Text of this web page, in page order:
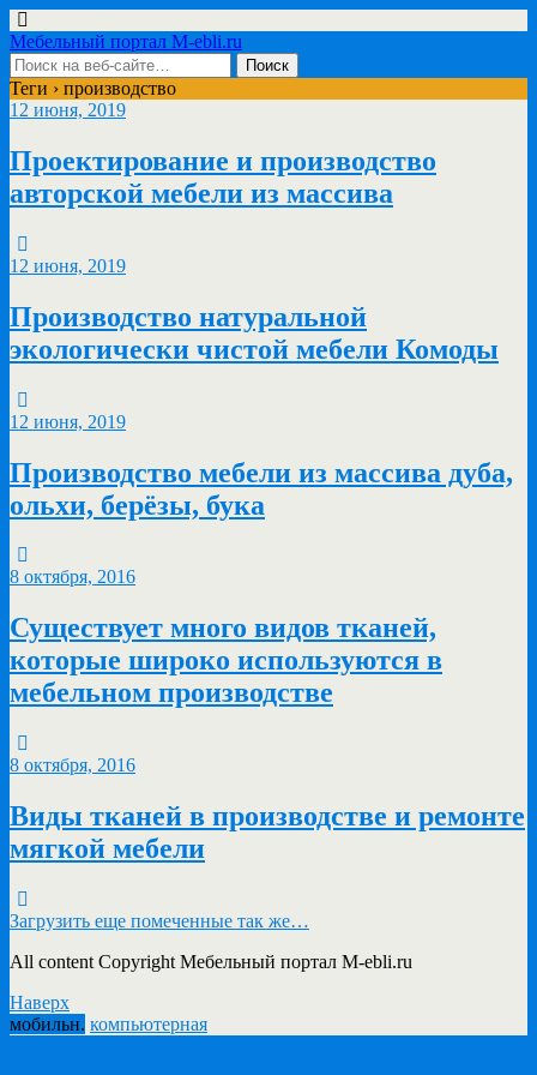
Мебельный портал M-ebli.ru
Теги › производство
12 июня, 2019
Проектирование и производство
авторской мебели из массива
12 июня, 2019
Производство натуральной
экологически чистой мебели Комоды
12 июня, 2019
Производство мебели из массива дуба,
ольхи, берёзы, бука
8 октября, 2016
Существует много видов тканей,
которые широко используются в
мебельном производстве
8 октября, 2016
Виды тканей в производстве и ремонте
мягкой мебели
Загрузить еще помеченные так же…
All content Copyright Мебельный портал M-ebli.ru
Наверх
мобильн. компьютерная